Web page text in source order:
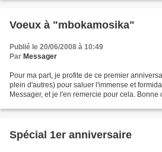
Voeux à "mbokamosika"
Publié le 20/06/2008 à 10:49
Par Messager
Pour ma part, je profite de ce premier
plein d'autres) pour saluer l'immense et
Messager, et je l'en remercie pour cela. Bonne
===================...
Spécial 1er anniversaire